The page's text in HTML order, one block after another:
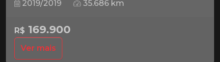
2019/2019 35.686 km
R$ 169.900
Ver mais